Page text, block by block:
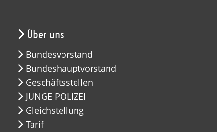
Über uns
Bundesvorstand
Bundeshauptvorstand
Geschäftsstellen
JUNGE POLIZEI
Gleichstellung
Tarif